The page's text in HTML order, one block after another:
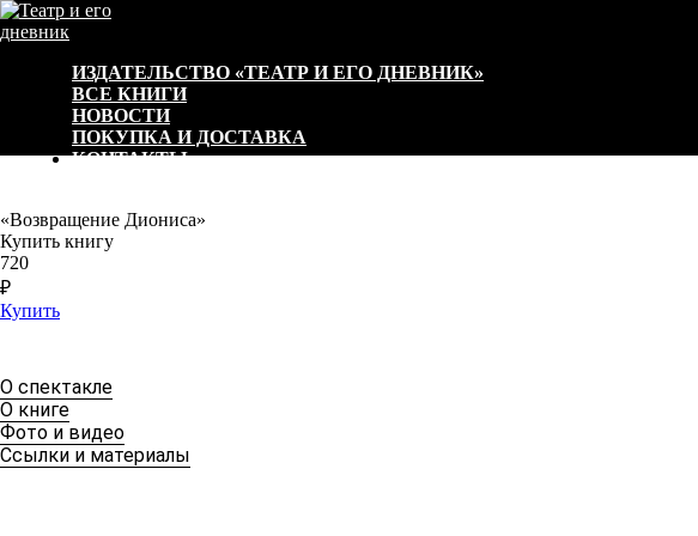
ИЗДАТЕЛЬСТВО «ТЕАТР И ЕГО ДНЕВНИК»
ВСЕ КНИГИ
НОВОСТИ
ПОКУПКА И ДОСТАВКА
КОНТАКТЫ
«Возвращение Диониса»
Купить книгу
720
₽
Купить
О спектакле
О книге
Фото и видео
Ссылки и материалы